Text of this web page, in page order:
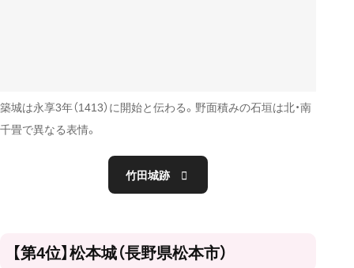
築城は永享3年（1413）に開始と伝わる。野面積みの石垣は北・南
千畳で異なる表情。
竹田城跡
【第4位】松本城（長野県松本市）